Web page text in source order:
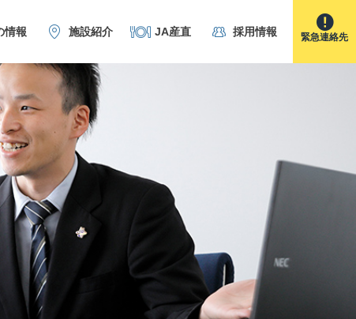
情報 施設紹介 JA産直 採用情報 緊急連絡先